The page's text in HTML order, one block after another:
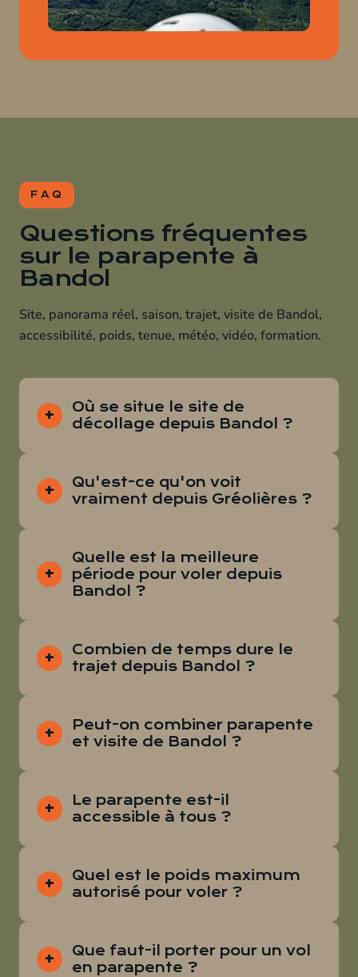
FAQ
Questions fréquentes
sur le parapente à
Bandol
Site, panorama réel, saison, trajet, visite de Bandol,
accessibilité, poids, tenue, météo, vidéo, formation.
Où se situe le site de
décollage depuis Bandol ?
Qu'est-ce qu'on voit
vraiment depuis Gréolières ?
Quelle est la meilleure
période pour voler depuis
Bandol ?
Combien de temps dure le
trajet depuis Bandol ?
Peut-on combiner parapente
et visite de Bandol ?
Le parapente est-il
accessible à tous ?
Quel est le poids maximum
autorisé pour voler ?
Que faut-il porter pour un vol
en parapente ?